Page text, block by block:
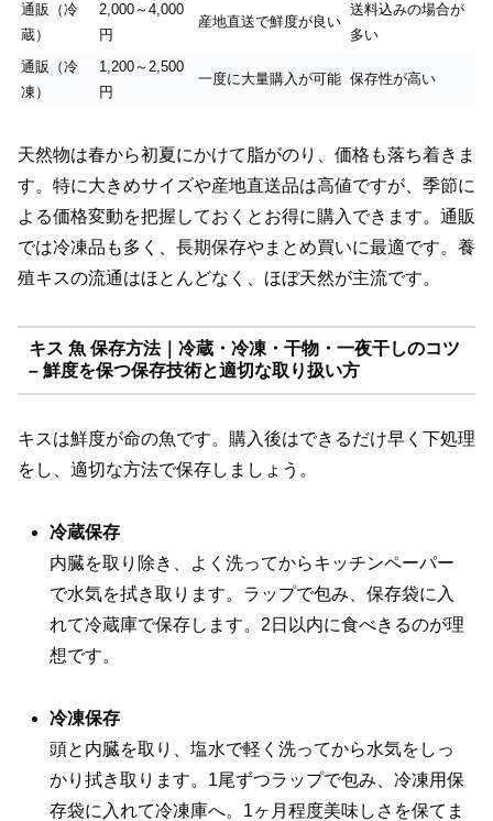
通販（冷
蔵）
2,000～4,000
円
産地直送で鮮度が良い
送料込みの場合が
多い
通販（冷
凍）
1,200～2,500
円
一度に大量購入が可能 保存性が高い
天然物は春から初夏にかけて脂がのり、価格も落ち着きま
す。特に大きめサイズや産地直送品は高値ですが、季節に
よる価格変動を把握しておくとお得に購入できます。通販
では冷凍品も多く、長期保存やまとめ買いに最適です。養
殖キスの流通はほとんどなく、ほぼ天然が主流です。
キス 魚 保存方法｜冷蔵・冷凍・干物・一夜干しのコツ
– 鮮度を保つ保存技術と適切な取り扱い方
キスは鮮度が命の魚です。購入後はできるだけ早く下処理
をし、適切な方法で保存しましょう。
冷蔵保存
内臓を取り除き、よく洗ってからキッチンペーパー
で水気を拭き取ります。ラップで包み、保存袋に入
れて冷蔵庫で保存します。2日以内に食べきるのが理
想です。
冷凍保存
頭と内臓を取り、塩水で軽く洗ってから水気をしっ
かり拭き取ります。1尾ずつラップで包み、冷凍用保
存袋に入れて冷凍庫へ。1ヶ月程度美味しさを保てま